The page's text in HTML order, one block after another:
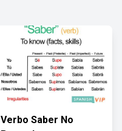
Verbo Saber No